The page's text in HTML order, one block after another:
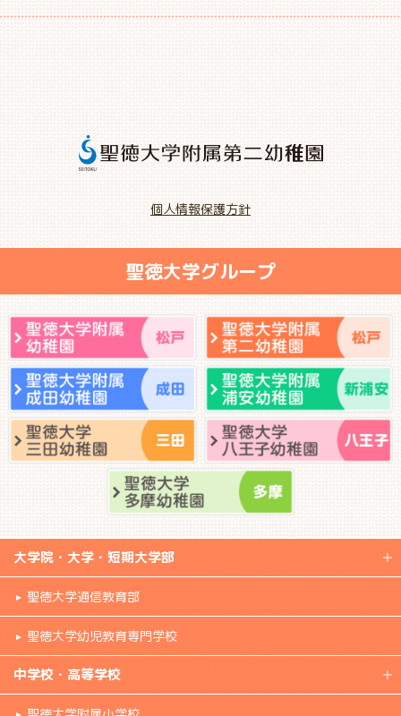
聖徳大学グループ
大学院・大学・短期大学部
聖徳大学通信教育部
聖徳大学幼児教育専門学校
中学校・高等学校
個人情報保護方針